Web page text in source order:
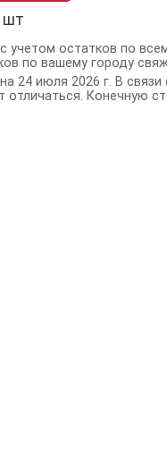
шт
с учетом остатков по
по вашему городу
24 июля 2026 г. В
Конечную